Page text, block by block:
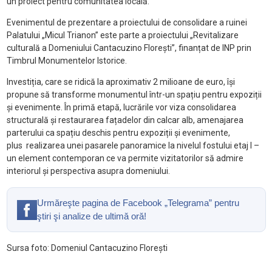
Evenimentul de prezentare a proiectului de consolidare a ruinei
Palatului „Micul Trianon” este parte a proiectului „Revitalizare
culturală a Domeniului Cantacuzino Florești”, finanțat de INP prin
Timbrul Monumentelor Istorice.
Investiția, care se ridică la aproximativ 2 milioane de euro, își
propune să transforme monumentul într-un spațiu pentru expoziții
și evenimente. În primă etapă, lucrările vor vizaconsolidarea
structurală și restaurarea fațadelor din calcar alb, amenajarea
parterului ca spațiu deschis pentru expoziții și evenimente,
plus realizarea unei pasarele panoramice la nivelul fostului etaj I –
un element contemporan ce va permite vizitatorilor să admire
interiorul și perspectiva asupra domeniului.
Urmăreşte pagina de Facebook „Telegrama” pentru
ştiri şi analize de ultimă oră!
Sursa foto: Domeniul Cantacuzino Florești